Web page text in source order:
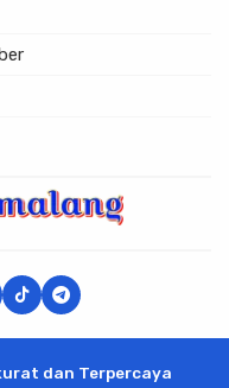
dan Terpercaya